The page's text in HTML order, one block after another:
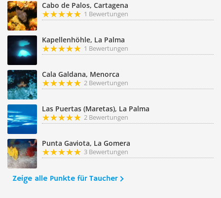
Cabo de Palos, Cartagena
1 Bewertungen
Kapellenhöhle, La Palma
1 Bewertungen
Cala Galdana, Menorca
2 Bewertungen
Las Puertas (Maretas), La Palma
2 Bewertungen
Punta Gaviota, La Gomera
3 Bewertungen
Zeige alle Punkte für Taucher